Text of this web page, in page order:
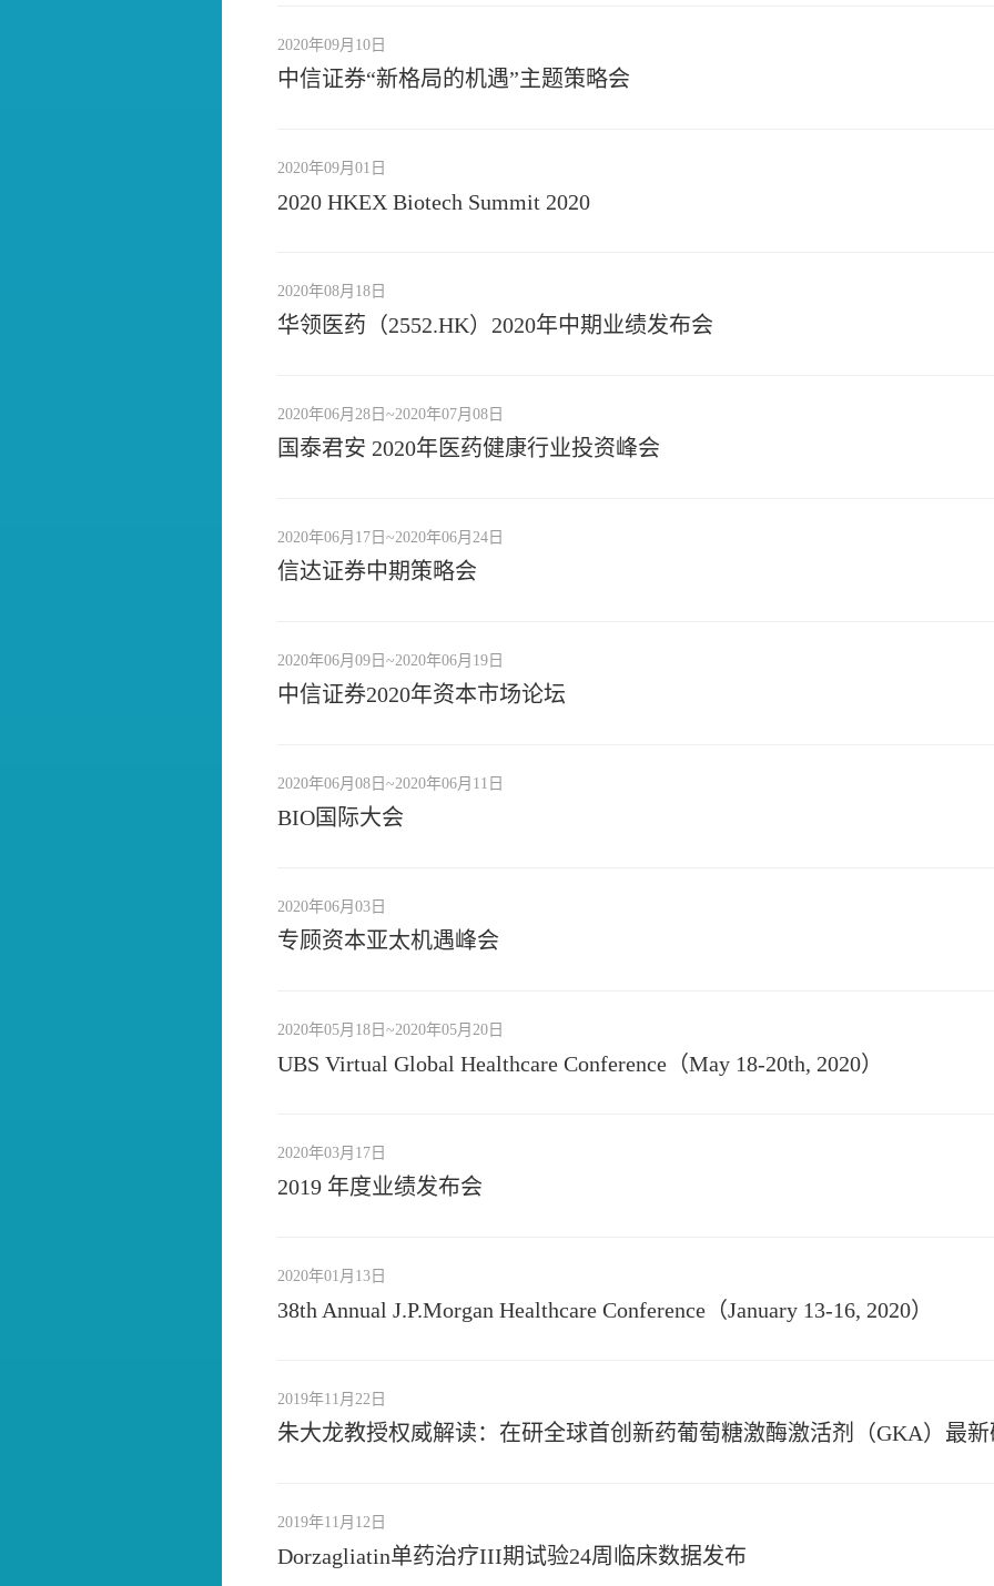
2020年09月10日
中信证券“新格局的机遇”主题策略会
2020年09月01日
2020 HKEX Biotech Summit 2020
2020年08月18日
华领医药（2552.HK）2020年中期业绩发布会
2020年06月28日~2020年07月08日
国泰君安 2020年医药健康行业投资峰会
2020年06月17日~2020年06月24日
信达证券中期策略会
2020年06月09日~2020年06月19日
中信证券2020年资本市场论坛
2020年06月08日~2020年06月11日
BIO国际大会
2020年06月03日
专顾资本亚太机遇峰会
2020年05月18日~2020年05月20日
UBS Virtual Global Healthcare Conference（May 18-20th, 2020）
2020年03月17日
2019 年度业绩发布会
2020年01月13日
38th Annual J.P.Morgan Healthcare Conference（January 13-16, 2020）
2019年11月22日
朱大龙教授权威解读：在研全球首创新药葡萄糖激酶激活剂（GKA）最
2019年11月12日
Dorzagliatin单药治疗III期试验24周临床数据发布